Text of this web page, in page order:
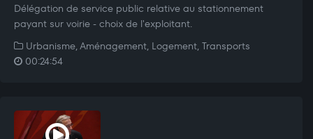
Délégation de service public relative au stationnement
payant sur voirie - choix de l'exploitant.
Urbanisme, Aménagement, Logement, Transports
00:24:54